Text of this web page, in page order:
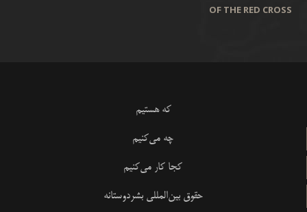
OF THE RED CROSS
که هستیم
چه می‌کنیم
کجا کار می‌کنیم
حقوق بین‌المللی بشردوستانه